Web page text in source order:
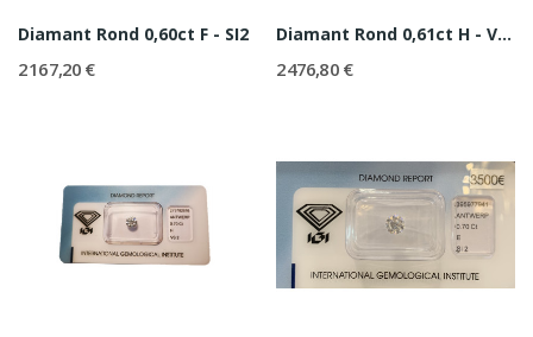
Diamant Rond 0,60ct F - SI2
2 167,20 €
Diamant Rond 0,61ct H - VS1
2 476,80 €